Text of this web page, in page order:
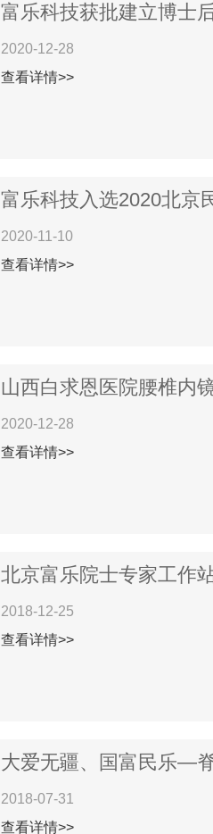
富乐科技获批建立博士
2020-12-28
查看详情>>
富乐科技入选2020北京
2020-11-10
查看详情>>
山西白求恩医院腰椎内
2020-12-28
查看详情>>
北京富乐院士专家工作
2018-12-25
查看详情>>
大爱无疆、国富民乐—
2018-07-31
查看详情>>